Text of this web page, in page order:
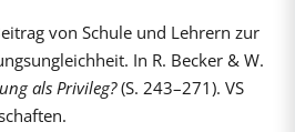
von Schule und Lehrern zur
In R. Becker & W.
als Privileg?(S. 243–271). VS